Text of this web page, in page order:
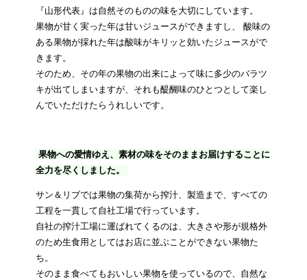
『山形代表』は自然そのものの味を大切にしています。
果物が甘く実った年は甘いジュースができますし、 酸味の
ある果物が採れた年は酸味がキリッと効いたジュースがで
きます。
そのため、その年の果物の出来によって味に多少のバラツ
キが出てしまいますが、それも醍醐味のひとつとして楽し
んでいただけたらうれしいです。
果物への愛情ゆえ、素材の味をそのままお届けすることに
全力を尽くしました。
サン＆リブでは果物の集荷から搾汁、製造まで、すべての
工程を一貫して自社工場で行っています。
自社の搾汁工場に運ばれてくるのは、大きさや形が規格外
のため生食用としてはお店に並ぶことができない果物た
ち。
そのまま食べてもおいしい果物を使っているので、自然な